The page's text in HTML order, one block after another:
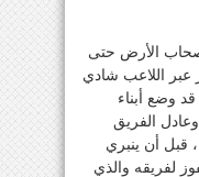
الأرض حتى
الفوز عبر اللاعب شادي
وضع أبناء
في المقدمة في الدقيقة 8، وعادل الفريق
الشمالي النتيجة في الدقيقة 45+2 ، قبل أن ينبري
لفريقه والذي